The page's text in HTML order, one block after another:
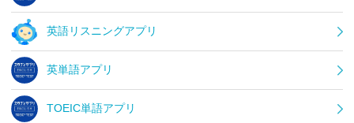
英語リスニングアプリ
英単語アプリ
TOEIC単語アプリ